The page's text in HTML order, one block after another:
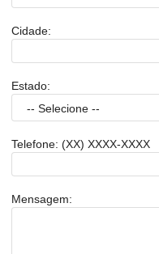
Cidade:
Estado:
Telefone: (XX) XXXX-XXXX
Mensagem: